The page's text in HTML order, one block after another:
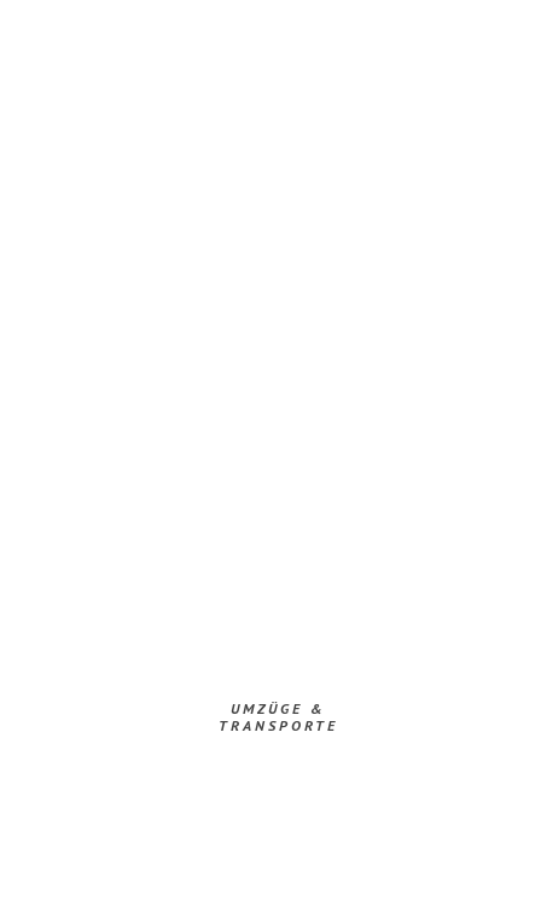
UMZÜGE &
TRANSPORTE